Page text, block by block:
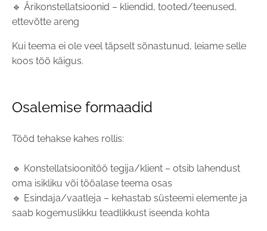
🔹 Ärikonstellatsioonid – kliendid, tooted/teenused,
ettevõtte areng
Kui teema ei ole veel täpselt sõnastunud, leiame selle
koos töö käigus.
Osalemise formaadid
Tööd tehakse kahes rollis:
🔹 Konstellatsioonitöö tegija/klient – otsib lahendust
oma isikliku või tööalase teema osas
🔹 Esindaja/vaatleja – kehastab süsteemi elemente ja
saab kogemuslikku teadlikkust iseenda kohta